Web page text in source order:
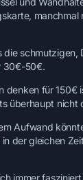
manchmal
die schmutzigen,
30€-50€.
denken für 150€
überhaupt nicht
Aufwand
in der gleichen